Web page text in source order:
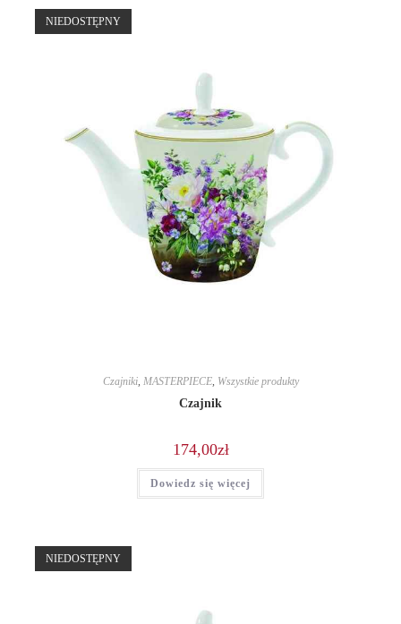
NIEDOSTĘPNY
Czajniki, MASTERPIECE, Wszystkie produkty
Czajnik
174,00zł
Dowiedz się więcej
NIEDOSTĘPNY